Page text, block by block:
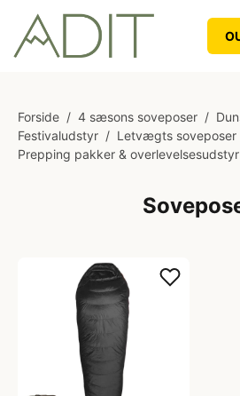
Forside / 4 sæsons soveposer /
Festivaludstyr / Letvægts soveposer
Prepping pakker & overlevelsesudstyr